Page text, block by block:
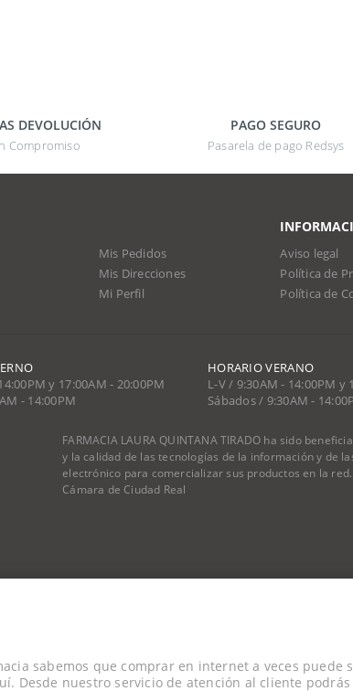
DEVOLUCIÓN
Compromiso
PAGO SEGURO
Pasarela de pago Redsys
Mis Pedidos
Mis Direcciones
Mi Perfil
Aviso legal
Política de
Política de
y 17:00AM - 20:00PM
- 14:00PM
HORARIO VERANO
L-V / 9:30AM - 14:00PM y
Sábados / 9:30AM -
FARMACIA LAURA QUINTANA TIRADO ha sido
y la calidad de las tecnologías de la información y de
electrónico para comercializar sus productos en la
Cámara de Ciudad Real
sabemos que comprar en internet a veces puede
Desde nuestro servicio de atención al cliente